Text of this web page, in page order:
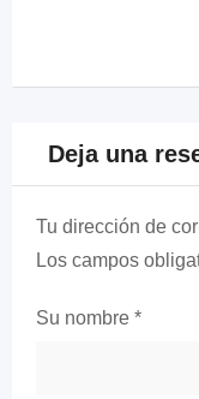
Deja una
Tu dirección de
Los campos
Su nombre *